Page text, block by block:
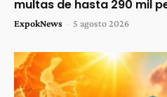
multas de hasta 290 mil
ExpokNews - 5 agosto 2026